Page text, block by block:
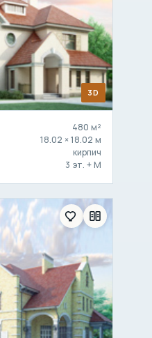
3D
480 м²
18.02 × 18.02 м
кирпич
3 эт. + М